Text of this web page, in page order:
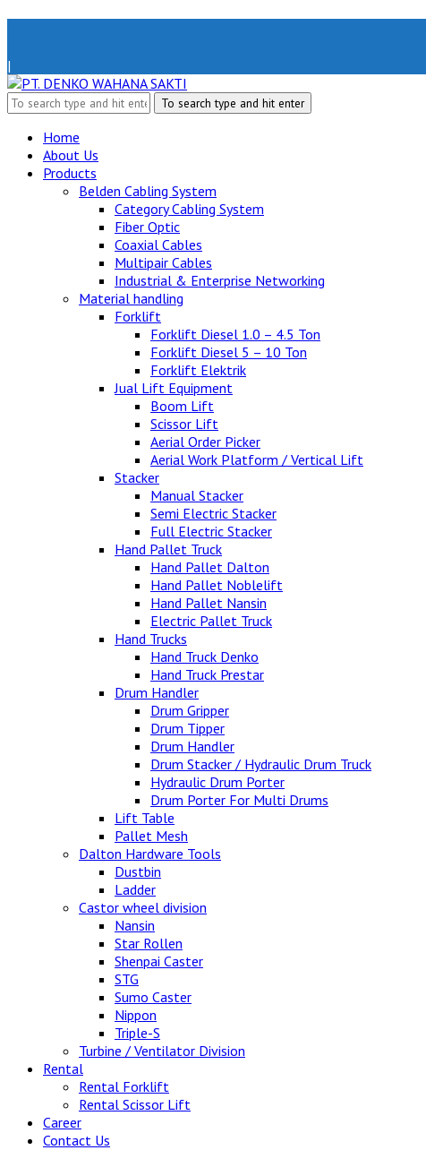
|
Home
About Us
Products
Belden Cabling System
Category Cabling System
Fiber Optic
Coaxial Cables
Multipair Cables
Industrial & Enterprise Networking
Material handling
Forklift
Forklift Diesel 1.0 – 4.5 Ton
Forklift Diesel 5 – 10 Ton
Forklift Elektrik
Jual Lift Equipment
Boom Lift
Scissor Lift
Aerial Order Picker
Aerial Work Platform / Vertical Lift
Stacker
Manual Stacker
Semi Electric Stacker
Full Electric Stacker
Hand Pallet Truck
Hand Pallet Dalton
Hand Pallet Noblelift
Hand Pallet Nansin
Electric Pallet Truck
Hand Trucks
Hand Truck Denko
Hand Truck Prestar
Drum Handler
Drum Gripper
Drum Tipper
Drum Handler
Drum Stacker / Hydraulic Drum Truck
Hydraulic Drum Porter
Drum Porter For Multi Drums
Lift Table
Pallet Mesh
Dalton Hardware Tools
Dustbin
Ladder
Castor wheel division
Nansin
Star Rollen
Shenpai Caster
STG
Sumo Caster
Nippon
Triple-S
Turbine / Ventilator Division
Rental
Rental Forklift
Rental Scissor Lift
Career
Contact Us